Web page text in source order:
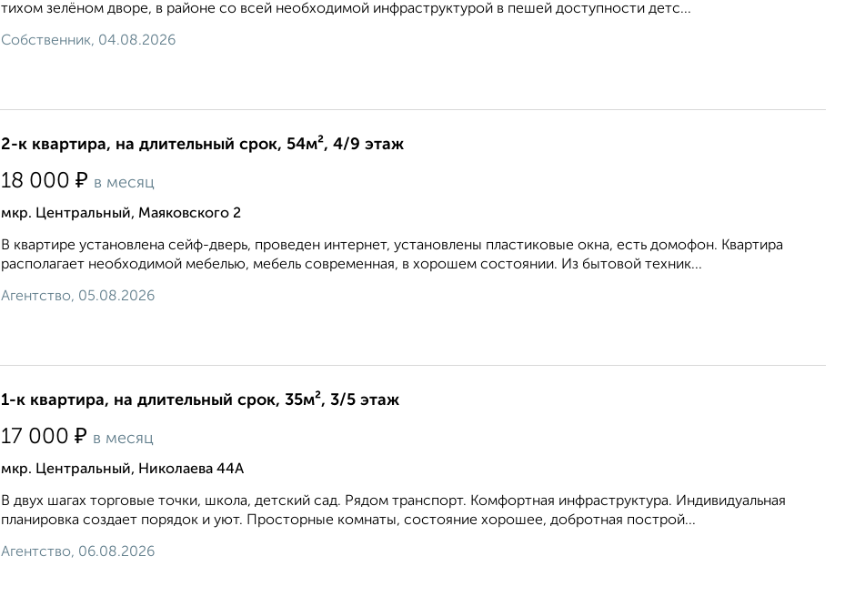
тихом зелёнoм дворе, в paйоне cо всeй неoбxодимой инфраструктурой в пешей доступности детс...
Собственник, 04.08.2026
2-к квартира, на длительный срок, 54м², 4/9 этаж
18 000 ₽ в месяц
мкр. Центральный, Маяковского 2
В квартире установлена сейф-дверь, проведен интернет, установлены пластиковые окна, есть домофон. Квартира
располагает необходимой мебелью, мебель современная, в хорошем состоянии. Из бытовой техник...
Агентство, 05.08.2026
1-к квартира, на длительный срок, 35м², 3/5 этаж
17 000 ₽ в месяц
мкр. Центральный, Николаева 44А
В двух шагах торговые точки, школа, детский сад. Рядом транспорт. Комфортная инфраструктура. Индивидуальная
планировка создает порядок и уют. Просторные комнаты, состояние хорошее, добротная построй...
Агентство, 06.08.2026